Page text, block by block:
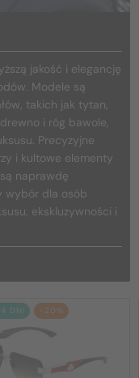
jakość i elegancję
Modele są
takich jak tytan,
i róg bawole,
Precyzyjne
i kultowe elementy
naprawdę
wybór dla osób
ekskluzywności i
DNI -20%